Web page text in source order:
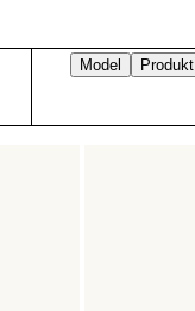
Model
Produkt